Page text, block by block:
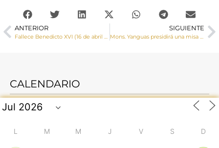
ANTERIOR
Fallece Benedicto XVI (16 de abril de 1927- 31 de diciembre de 2022)
SIGUIENTE
Mons. Yanguas presidirá una misa de funeral por el eterno descanso de Benedicto XVI el 7 de enero a las 12 horas en la S.I. Catedral Basílica de Cuenca
CALENDARIO
L M M J V S D